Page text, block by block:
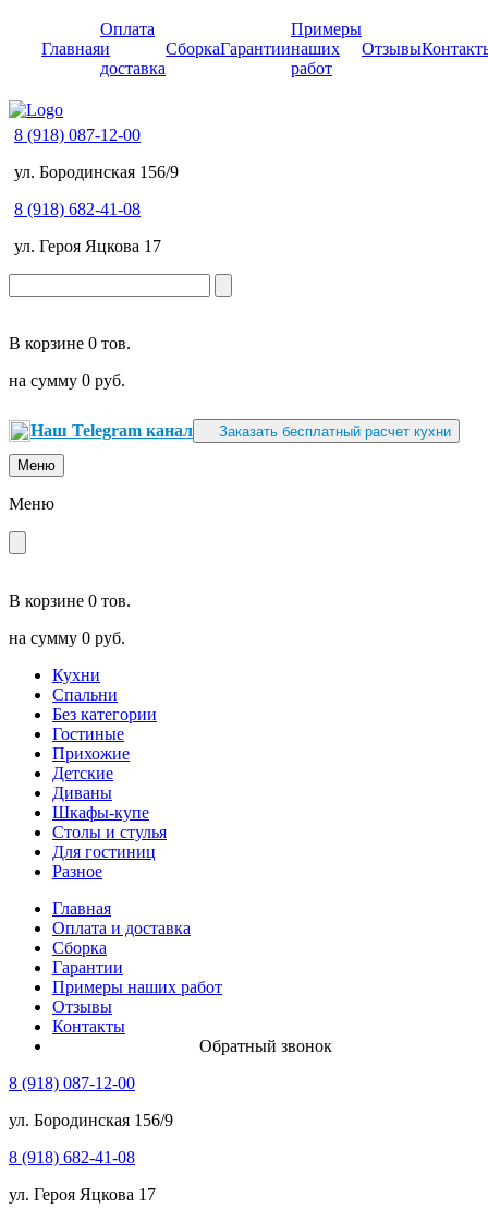
Главная
Оплата
и
доставка
СборкаГарантии
Примеры
наших
работ
Отзывы
8 (918) 087-12-00
ул. Бородинская 156/9
8 (918) 682-41-08
ул. Героя Яцкова 17
В корзине 0 тов.
на сумму 0 руб.
Наш Telegram канал Заказать бесплатный расчет кухни
Меню
Меню
В корзине 0 тов.
на сумму 0 руб.
Кухни
Спальни
Без категории
Гостиные
Прихожие
Детские
Диваны
Шкафы-купе
Столы и стулья
Для гостиниц
Разное
Главная
Оплата и доставка
Сборка
Гарантии
Примеры наших работ
Отзывы
Контакты
Обратный звонок
8 (918) 087-12-00
ул. Бородинская 156/9
8 (918) 682-41-08
ул. Героя Яцкова 17